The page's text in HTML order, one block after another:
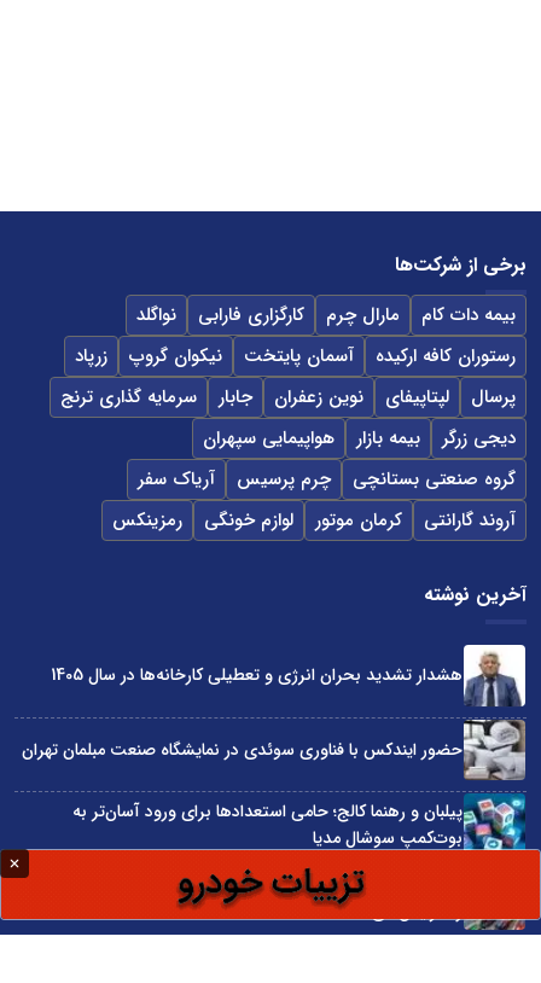
برخی از شرکت‌ها
بیمه دات کام مارال چرم کارگزاری فارابی
نواگلد
رستوران کافه ارکیده
آسمان پایتخت نیکوان گروپ
زرپاد
پرسال
لپتاپیفای نوین زعفران جابار
سرمایه گذاری ترنج
دیجی زرگر
بیمه بازار
هواپیمایی سپهران
گروه صنعتی بستانچی
چرم پرسیس
آریاک سفر
آروند گارانتی
کرمان موتور لوازم خونگی رمزینکس
آخرین نوشته
هشدار تشدید بحران انرژی و تعطیلی کارخانه‌ها در سال 1405
حضور ایندکس با فناوری سوئدی در نمایشگاه صنعت مبلمان تهران
پیلبان و رهنما کالج؛ حامی استعدادها برای ورود آسان‌تر به
بوت‌کمپ سوشال مدیا
واردات مستقیم از چین؛ چگونه حذف واسطه‌ها سود کسب‌وکارها
را افزایش می‌دهد؟